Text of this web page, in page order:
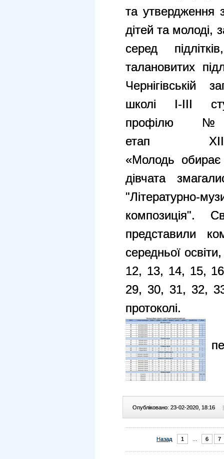
та утвердження
дітей та молоді,
серед
талановитих
Чернігівській
школі I-III
профілю
етап XIІ
«Молодь
дівчата
композиція".
представили
середньої
12, 13, 14, 15,
29, 30, 31, 32,
протоколі.
Опубліковано: 23-02-2020, 18:16
Назад 1 6 7